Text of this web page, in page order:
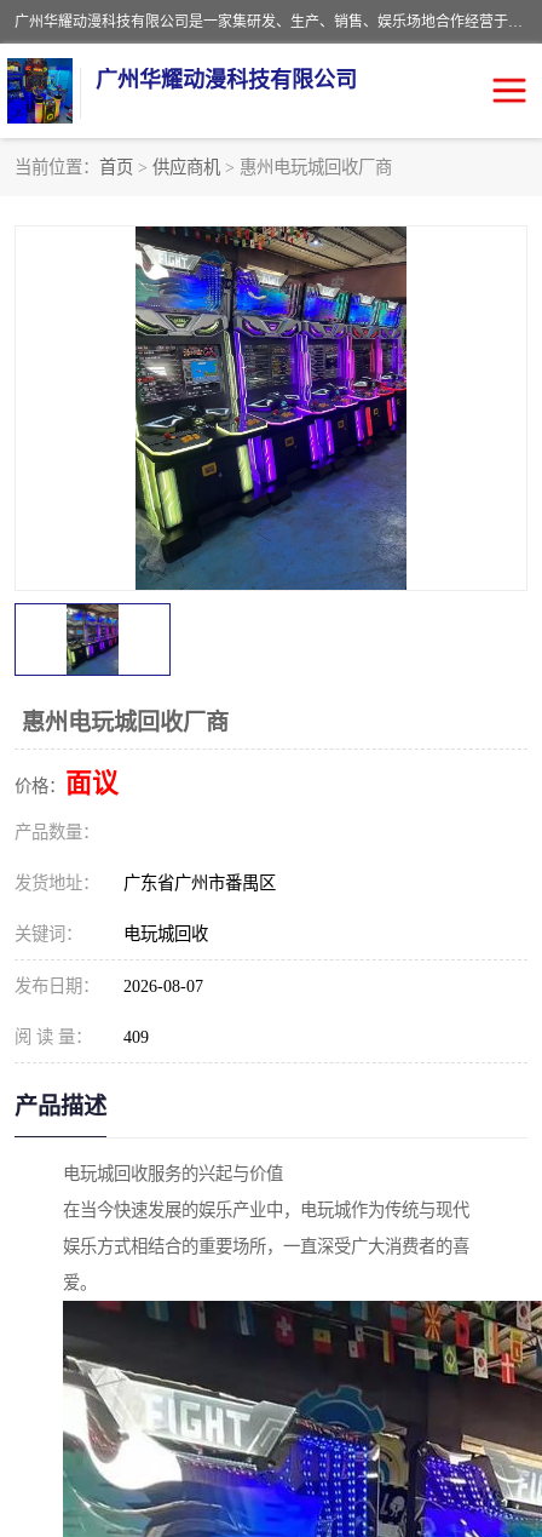
广州华耀动漫科技有限公司是一家集研发、生产、销售、娱乐场地合作经营于一体的动漫游戏公司。本公司拥有一支年轻化集研发生产到售后服务的队伍，及时地为客户提供、赚钱的产品。本公司以雄厚的实力、合理的价格、优良的服务与多家企业建立了长期的合作关系。热诚欢迎各界前来参观、考察、洽谈业务。目前公司经营的产品有：各种捕渔游戏机系列，大型模拟机系列、轮盘机系列、连线机系列、框体机系列、玛莉机系列等。
广州华耀动漫科技有限公司
当前位置： 首页 > 供应商机 > 惠州电玩城回收厂商
惠州电玩城回收厂商
价格： 面议
产品数量：
发货地址： 广东省广州市番禺区
关键词： 电玩城回收
发布日期： 2026-08-07
阅 读 量： 409
产品描述
电玩城回收服务的兴起与价值
在当今快速发展的娱乐产业中，电玩城作为传统与现代
娱乐方式相结合的重要场所，一直深受广大消费者的喜
爱。
电玩城回收
儿童机回收
*机回收